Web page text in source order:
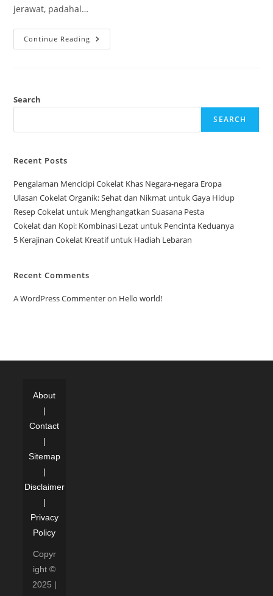
jerawat, padahal…
Continue Reading Dampak
Baik
Search
SEARCH
Recent Posts
Pengalaman Mencicipi Cokelat Khas Negara-negara Eropa
Ulasan Cokelat Organik: Sehat dan Nikmat untuk Gaya Hidup
Resep Cokelat untuk Menghangatkan Suasana Pesta
Cokelat dan Kopi: Kombinasi Lezat untuk Pencinta Keduanya
5 Kerajinan Cokelat Kreatif untuk Hadiah Lebaran
Recent Comments
A WordPress Commenteron Hello world!
About
|
Contact
|
Sitemap
|
Disclaimer
|
Privacy
Policy
Copyr
ight ©
2025 |